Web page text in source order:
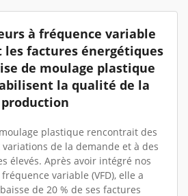
à fréquence variable
les factures énergétiques
de moulage plastique
la qualité de la
production
plastique rencontrait des
de la demande et à des
élevés. Après avoir intégré nos
variable (VFD), elle a
de 20 % de ses factures